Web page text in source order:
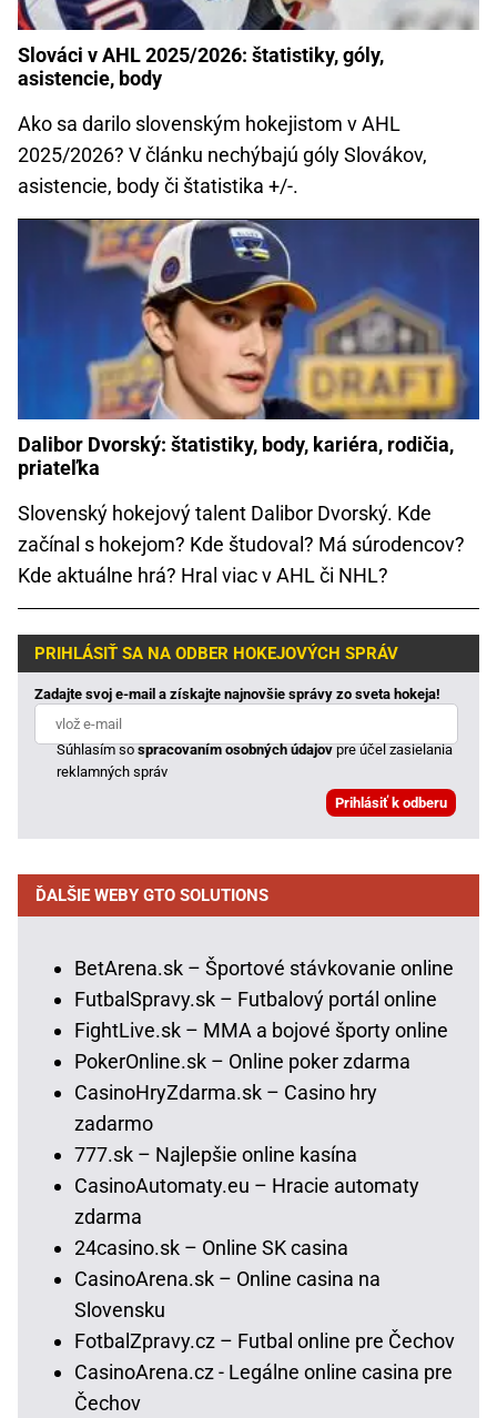
Slováci v AHL 2025/2026: štatistiky, góly,
asistencie, body
Ako sa darilo slovenským hokejistom v AHL
2025/2026? V článku nechýbajú góly Slovákov,
asistencie, body či štatistika +/-.
Dalibor Dvorský: štatistiky, body, kariéra, rodičia,
priateľka
Slovenský hokejový talent Dalibor Dvorský. Kde
začínal s hokejom? Kde študoval? Má súrodencov?
Kde aktuálne hrá? Hral viac v AHL či NHL?
PRIHLÁSIŤ SA NA ODBER HOKEJOVÝCH SPRÁV
Zadajte svoj e-mail a získajte najnovšie správy zo sveta hokeja!
Súhlasím sospracovaním osobných údajovpre účel zasielania
reklamných správ
ĎALŠIE WEBY GTO SOLUTIONS
BetArena.sk – Športové stávkovanie online
FutbalSpravy.sk – Futbalový portál online
FightLive.sk – MMA a bojové športy online
PokerOnline.sk – Online poker zdarma
CasinoHryZdarma.sk – Casino hry
zadarmo
777.sk – Najlepšie online kasína
CasinoAutomaty.eu – Hracie automaty
zdarma
24casino.sk – Online SK casina
CasinoArena.sk – Online casina na
Slovensku
FotbalZpravy.cz – Futbal online pre Čechov
CasinoArena.cz - Legálne online casina pre
Čechov